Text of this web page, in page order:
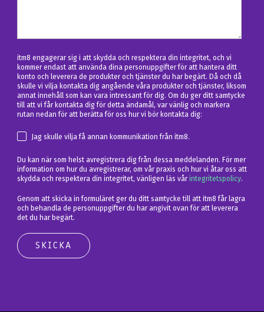
itm8 engagerar sig i att skydda och respektera din integritet, och vi
kommer endast att använda dina personuppgifter för att hantera ditt
konto och leverera de produkter och tjänster du har begärt. Då och då
skulle vi vilja kontakta dig angående våra produkter och tjänster, liksom
annat innehåll som kan vara intressant för dig. Om du ger ditt samtycke
till att vi får kontakta dig för detta ändamål, var vänlig och markera
rutan nedan för att berätta för oss hur vi bör kontakta dig:
Jag skulle vilja få annan kommunikation från itm8.
Du kan när som helst avregistrera dig från dessa meddelanden. För mer
information om hur du avregistrerar, om vår praxis och hur vi åtar oss att
skydda och respektera din integritet, vänligen läs vårintegritetspolicy.
Genom att skicka in formuläret ger du ditt samtycke till att itm8 får lagra
och behandla de personuppgifter du har angivit ovan för att leverera
det du har begärt.